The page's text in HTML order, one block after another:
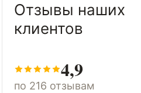
Отзывы наших
клиентов
4,9
по 216 отзывам